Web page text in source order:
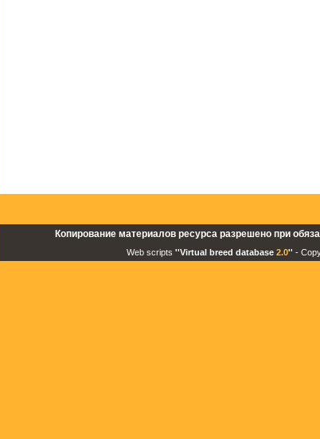
Копирование материалов ресурса разрешено при
Web scripts ''Virtual breed database 2.0'' -